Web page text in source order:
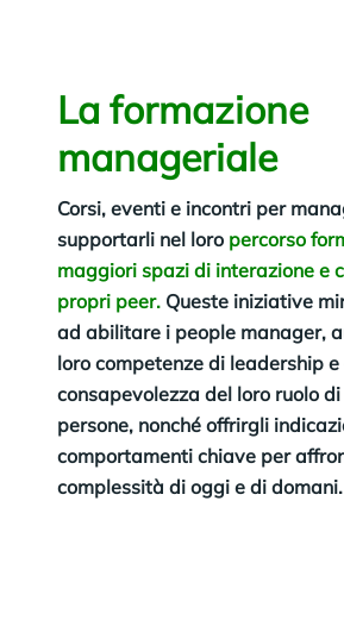
La formazione
manageriale
Corsi, eventi e incontri per
supportarli nel loro percorso
maggiori spazi di interazione e
propri peer. Queste iniziative
ad abilitare i people manager,
loro competenze di leadership
consapevolezza del loro ruolo
persone, nonché offrirgli
comportamenti chiave per
complessità di oggi e di domani.